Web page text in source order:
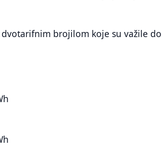
dvotarifnim brojilom koje su važile do